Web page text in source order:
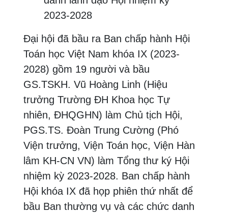
2023-2028
Đại hội đã bầu ra Ban chấp hành Hội
Toán học Việt Nam khóa IX (2023-
2028) gồm 19 người và bầu
GS.TSKH. Vũ Hoàng Linh (Hiệu
trưởng Trường ĐH Khoa học Tự
nhiên, ĐHQGHN) làm Chủ tịch Hội,
PGS.TS. Đoàn Trung Cường (Phó
Viện trưởng, Viện Toán học, Viện Hàn
lâm KH-CN VN) làm Tổng thư ký Hội
nhiệm kỳ 2023-2028. Ban chấp hành
Hội khóa IX đã họp phiên thứ nhất để
bầu Ban thường vụ và các chức danh